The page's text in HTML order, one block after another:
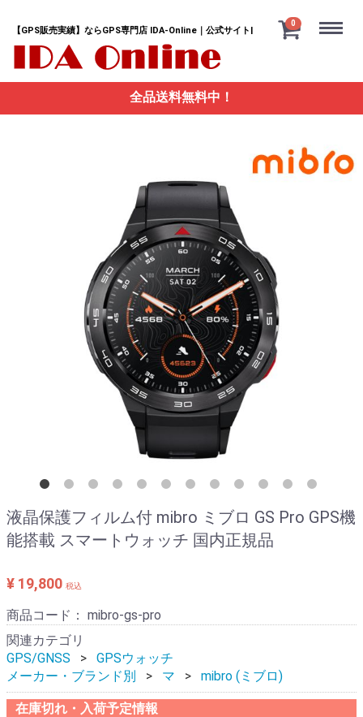
【GPS販売実績】ならGPS専門店 IDA-Online｜公式サイト|
0
全品送料無料中！
液晶保護フィルム付 mibro ミブロ GS Pro GPS機
能搭載 スマートウォッチ 国内正規品
¥ 19,800 税込
商品コード： mibro-gs-pro
関連カテゴリ
GPS/GNSS
GPSウォッチ
メーカー・ブランド別
マ mibro (ミブロ)
在庫切れ・入荷予定情報